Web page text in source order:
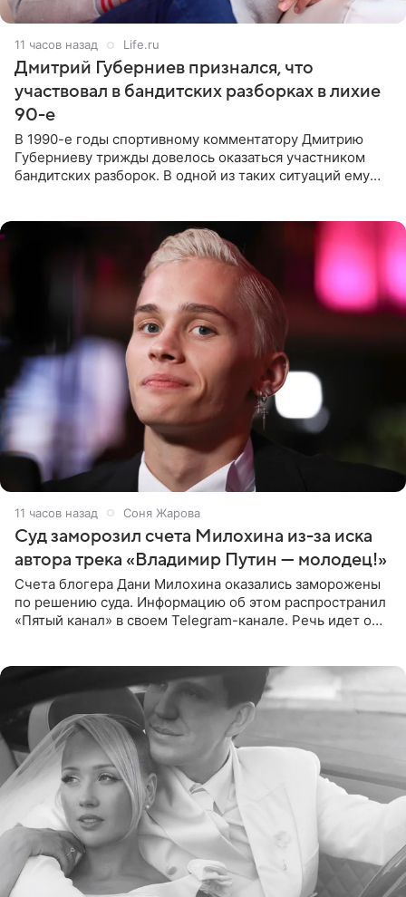
11 часов назад Life.ru
Дмитрий Губерниев признался, что
участвовал в бандитских разборках в лихие
90-е
В 1990-е годы спортивному комментатору Дмитрию
Губерниеву трижды довелось оказаться участником
бандитских разборок. В одной из таких ситуаций ему
11 часов назад Соня Жарова
Суд заморозил счета Милохина из-за иска
автора трека «Владимир Путин — молодец!»
Счета блогера Дани Милохина оказались заморожены
по решению суда. Информацию об этом распространил
«Пятый канал» в своем Telegram-канале. Речь идет о